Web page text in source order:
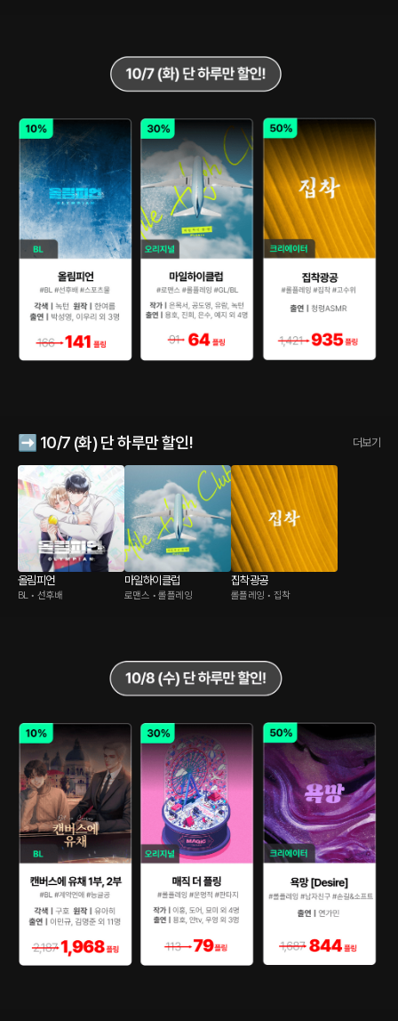
➡️ 10/7 (화) 단 하루만 할인! 더보기
올림피언
BL • 선후배
마일하이클럽
로맨스 • 롤플레잉
집착광공
롤플레잉 • 집착